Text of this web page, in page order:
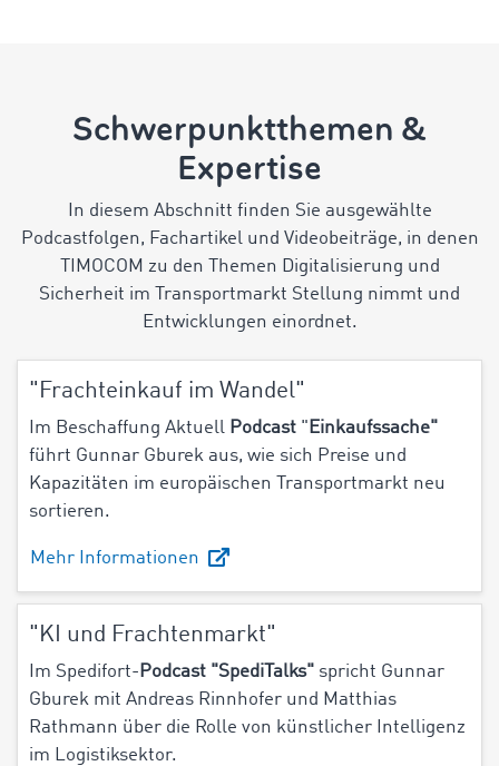
Schwerpunktthemen &
Expertise
In diesem Abschnitt finden Sie ausgewählte
Podcastfolgen, Fachartikel und Videobeiträge, in denen
TIMOCOM zu den Themen Digitalisierung und
Sicherheit im Transportmarkt Stellung nimmt und
Entwicklungen einordnet.
"Frachteinkauf im Wandel"
Im Beschaffung Aktuell Podcast " Einkaufssache"
führt Gunnar Gburek aus, wie sich Preise und
Kapazitäten im europäischen Transportmarkt neu
sortieren.
Mehr Informationen
"KI und Frachtenmarkt"
Im Spedifort- Podcast "SpediTalks" spricht Gunnar
Gburek mit Andreas Rinnhofer und Matthias
Rathmann über die Rolle von künstlicher Intelligenz
im Logistiksektor.